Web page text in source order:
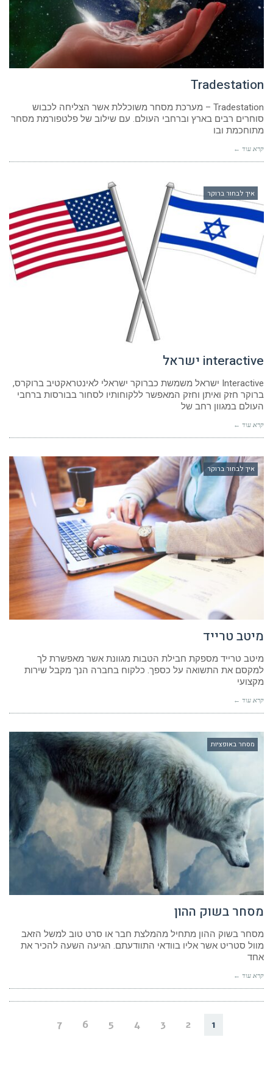
Tradestation
Tradestation – מערכת מסחר משוכללת אשר הצליחה לכבוש
סוחרים רבים בארץ וברחבי העולם. עם שילוב של פלטפורמת מסחר
מתוחכמת ובו
קרא עוד ←
איך לבחור ברוקר
interactive ישראל
Interactive ישראל משמשת כברוקר ישראלי לאינטראקטיב ברוקרס,
ברוקר חזק ואיתן וחזק המאפשר ללקוחותיו לסחור בבורסות ברחבי
העולם במגוון רחב של
קרא עוד ←
איך לבחור ברוקר
מיטב טרייד
מיטב טרייד מספקת חבילת הטבות מגוונת אשר מאפשרת לך
למקסם את התשואה על כספך. כלקוח בחברה הנך מקבל שירות
מקצועי
קרא עוד ←
מסחר באופציות
מסחר בשוק ההון
מסחר בשוק ההון מתחיל מהמלצת חבר או סרט טוב למשל הזאב
מוול סטריט אשר אליו בוודאי התוודעתם. הגיעה השעה להכיר את
אחד
קרא עוד ←
1
2
3
4
5
6
7